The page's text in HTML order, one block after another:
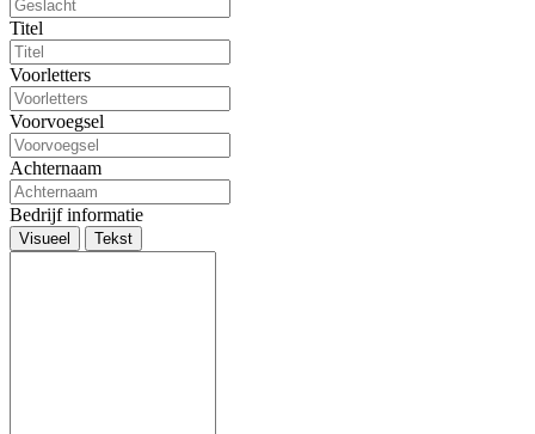
Titel
Voorletters
Voorvoegsel
Achternaam
Bedrijf informatie
Visueel Tekst